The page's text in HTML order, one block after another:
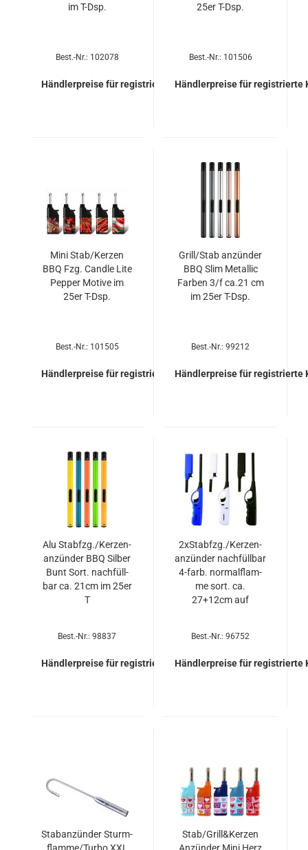
im T-Dsp.
Best.-Nr.: 102078
Händlerpreise für registrierte Kunden
25er T-Dsp.
Best.-Nr.: 101506
Händlerpreise für registrierte
Mini Stab/Ker­zen
BBQ Fzg. Cand­le Lite
Pep­per Mo­ti­ve im
25er T-Dsp.
Best.-Nr.: 101505
Händlerpreise für registrierte Kunden
Grill/Stab an­zün­der
BBQ Slim Me­tal­lic
Far­ben 3/f ca.21 cm
im 25er T-Dsp.
Best.-Nr.: 99212
Händlerpreise für registrierte
Alu Stab­fzg./Ker­zen­
an­zün­der BBQ Sil­ber
Bunt Sort. nach­füll­
bar ca. 21cm im 25er
T
Best.-Nr.: 98837
Händlerpreise für registrierte Kunden
2xStabfzg./Ker­zen­
an­zün­der nach­füll­bar
4-​farb. nor­mal­flam­
me sort. ca.
27+12cm auf
Best.-Nr.: 96752
Händlerpreise für registrierte
Stab­an­zün­der Sturm­
Stab/Grill&Ker­zen